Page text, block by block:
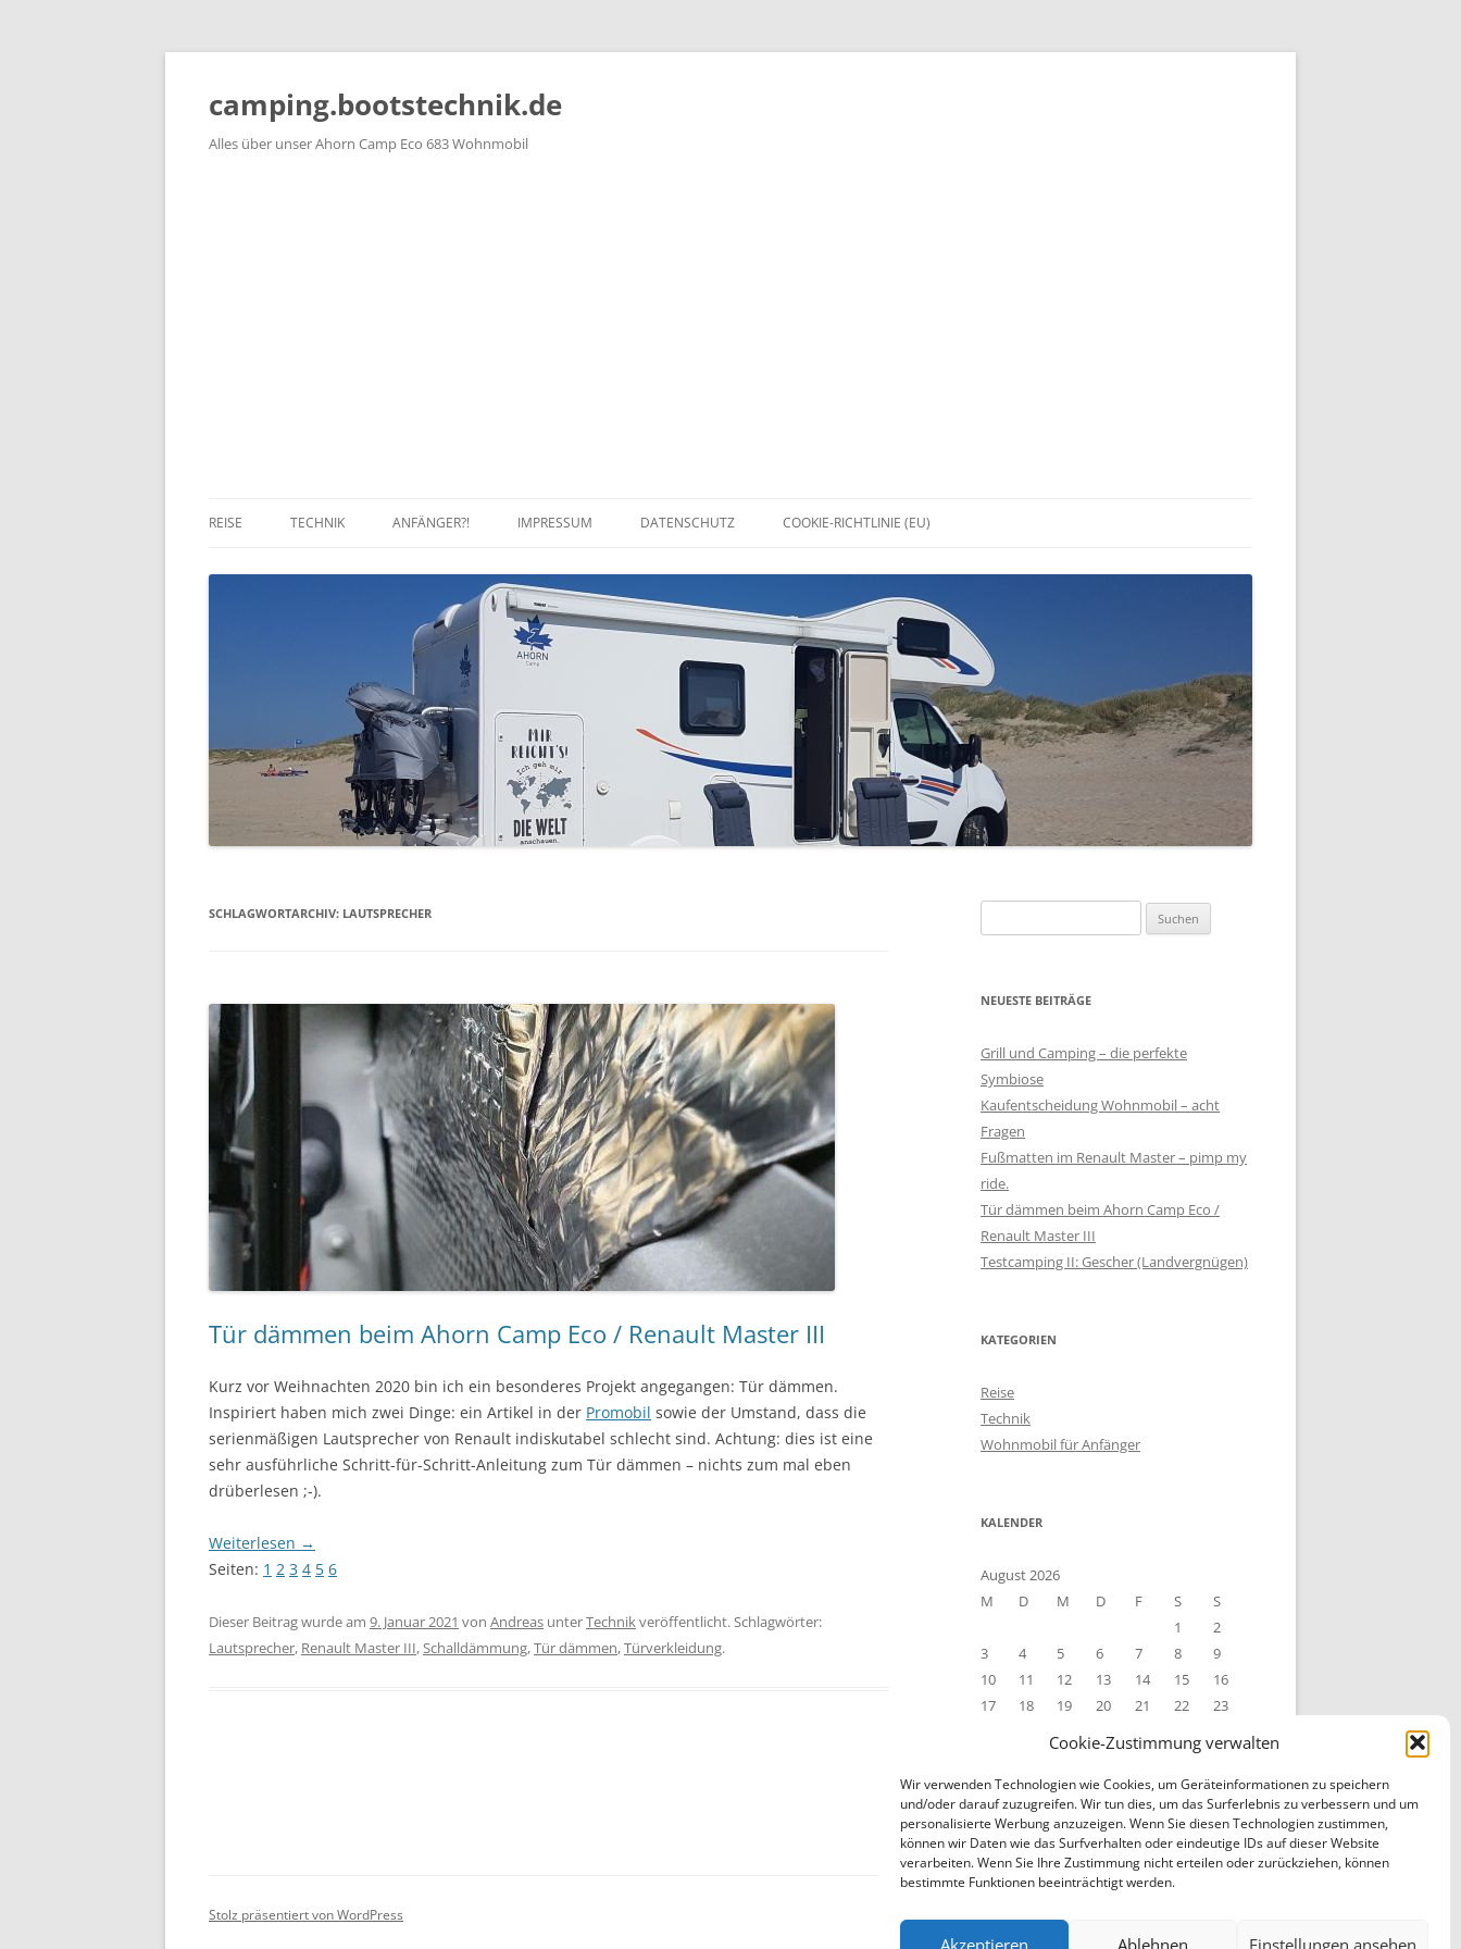
Cookie-Zustimmung verwalten
Wir verwenden Technologien wie Cookies, um Geräteinformationen zu speichern
und/oder darauf zuzugreifen. Wir tun dies, um das Surferlebnis zu verbessern und um
personalisierte Werbung anzuzeigen. Wenn Sie diesen Technologien zustimmen,
können wir Daten wie das Surfverhalten oder eindeutige IDs auf dieser Website
verarbeiten. Wenn Sie Ihre Zustimmung nicht erteilen oder zurückziehen, können
bestimmte Funktionen beeinträchtigt werden.
Akzeptieren Ablehnen Einstellungen ansehen
Zum
camping.bootstechnik.de
Alles über unser Ahorn Camp Eco 683 Wohnmobil
REISE TECHNIK ANFÄNGER?! IMPRESSUM DATENSCHUTZ COOKIE-RICHTLINIE (EU)
SCHLAGWORTARCHIV: LAUTSPRECHER
Tür dämmen beim Ahorn Camp Eco / Renault Master III
Kurz vor Weihnachten 2020 bin ich ein besonderes Projekt angegangen: Tür dämmen.
Inspiriert haben mich zwei Dinge: ein Artikel in der Promobil sowie der Umstand, dass die
serienmäßigen Lautsprecher von Renault indiskutabel schlecht sind. Achtung: dies ist eine
sehr ausführliche Schritt-für-Schritt-Anleitung zum Tür dämmen – nichts zum mal eben
drüberlesen ;-).
Weiterlesen →
Seiten: 1 2 3 4 5 6
Dieser Beitrag wurde am 9. Januar 2021 von Andreas unterTechnikveröffentlicht. Schlagwörter:
Lautsprecher, Renault Master III,Schalldämmung,Tür dämmen,Türverkleidung.
nach:
NEUESTE BEITRÄGE
Grill und Camping – die perfekte
Symbiose
Kaufentscheidung Wohnmobil – acht
Fragen
Fußmatten im Renault Master – pimp my
ride.
Tür dämmen beim Ahorn Camp Eco /
Renault Master III
Testcamping II: Gescher (Landvergnügen)
KATEGORIEN
Reise
Technik
Wohnmobil für Anfänger
KALENDER
August 2026
M
D M D F S
S
1
2
3
4 5 6 7 8
9
10
11 12 13 14 15
16
17
18 19 20 21 22
23
« Sep.
Stolz präsentiert von WordPress